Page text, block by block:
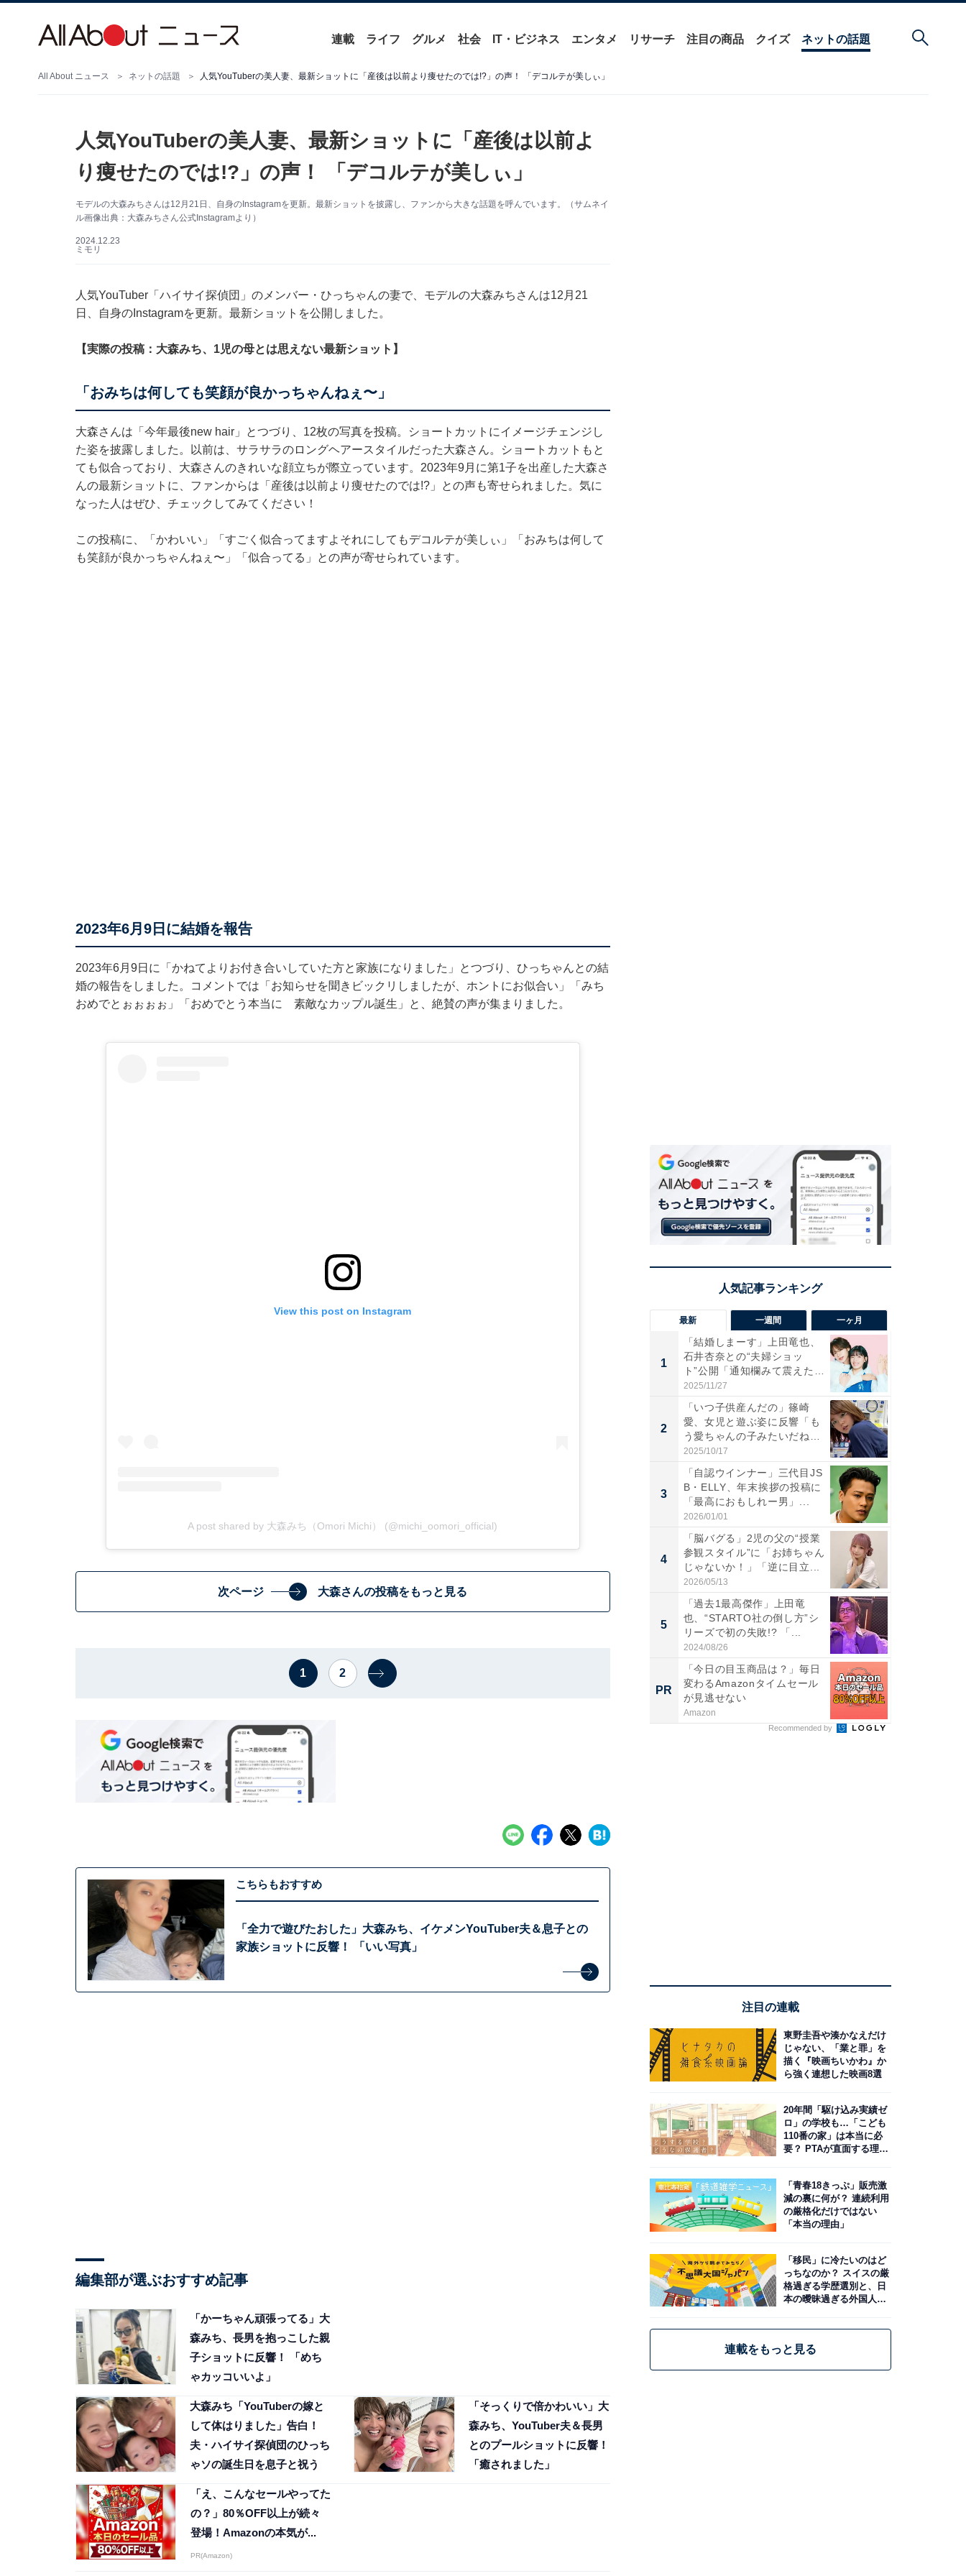
連載 ライフ グルメ 社会 IT・ビジネス エンタメ リサーチ 注目の商品 クイズ ネットの話題
All About ニュース ネットの話題 人気YouTuberの美人妻、最新ショットに「産後は以前より痩せたのでは!?」の声！ 「デコルテが美しぃ」
人気YouTuberの美人妻、最新ショットに「産後は以前よ
り痩せたのでは!?」の声！ 「デコルテが美しぃ」
モデルの大森みちさんは12月21日、自身のInstagramを更新。最新ショットを披露し、ファンから大きな話題を呼んでいます。（サムネイ
ル画像出典：大森みちさん公式Instagramより）
2024.12.23
ミモリ
人気YouTuber「ハイサイ探偵団」のメンバー・ひっちゃんの妻で、モデルの大森みちさんは12月21
日、自身のInstagramを更新。最新ショットを公開しました。
【実際の投稿：大森みち、1児の母とは思えない最新ショット】
「おみちは何しても笑顔が良かっちゃんねぇ〜」
大森さんは「今年最後new hair」とつづり、12枚の写真を投稿。ショートカットにイメージチェンジし
た姿を披露しました。以前は、サラサラのロングヘアースタイルだった大森さん。ショートカットもと
ても似合っており、大森さんのきれいな顔立ちが際立っています。2023年9月に第1子を出産した大森さ
んの最新ショットに、ファンからは「産後は以前より痩せたのでは!?」との声も寄せられました。気に
なった人はぜひ、チェックしてみてください！
この投稿に、「かわいい」「すごく似合ってますよそれにしてもデコルテが美しぃ」「おみちは何して
も笑顔が良かっちゃんねぇ〜」「似合ってる」との声が寄せられています。
2023年6月9日に結婚を報告
2023年6月9日に「かねてよりお付き合いしていた方と家族になりました」とつづり、ひっちゃんとの結
婚の報告をしました。コメントでは「お知らせを聞きビックリしましたが、ホントにお似合い」「みち
おめでとぉぉぉぉ」「おめでとう本当に 素敵なカップル誕生」と、絶賛の声が集まりました。
View this post on Instagram
A post shared by 大森みち（Omori Michi） (@michi_oomori_official)
次ページ 大森さんの投稿をもっと見る
1 2
こちらもおすすめ
「全力で遊びたおした」大森みち、イケメンYouTuber夫＆息子との
家族ショットに反響！ 「いい写真」
編集部が選ぶおすすめ記事
「かーちゃん頑張ってる」大
森みち、長男を抱っこした親
子ショットに反響！ 「めち
ゃカッコいいよ」
大森みち「YouTuberの嫁と
して体はりました」告白！
夫・ハイサイ探偵団のひっち
ゃソの誕生日を息子と祝う
「そっくりで倍かわいい」大
森みち、YouTuber夫＆長男
とのプールショットに反響！
「癒されました」
「え、こんなセールやってた
の？」80％OFF以上が続々
登場！Amazonの本気が...
PR(Amazon)
最新 一週間 一ヶ月
1
「結婚しまーす」上田竜也、
石井杏奈との“夫婦ショッ
ト”公開「通知欄みて震えた」
「...
2025/11/27
2
「いつ子供産んだの」篠崎
愛、女児と遊ぶ姿に反響「も
う愛ちゃんの子みたいだね」
「完...
2025/10/17
3
「自認ウインナー」三代目JS
B・ELLY、年末挨拶の投稿に
「最高におもしれー男」...
2026/01/01
4
「脳バグる」2児の父の“授業
参観スタイル”に「お姉ちゃん
じゃないか！」「逆に目立...
2026/05/13
5
「過去1最高傑作」上田竜
也、“STARTO社の倒し方”シ
リーズで初の失敗!? 「...
2024/08/26
PR
「今日の目玉商品は？」毎日
変わるAmazonタイムセール
が見逃せない
Amazon
Recommended by
注目の連載
東野圭吾や湊かなえだけ
じゃない、「業と罪」を
描く『映画ちいかわ』か
ら強く連想した映画8選
20年間「駆け込み実績ゼ
ロ」の学校も…「こども
110番の家」は本当に必
要？ PTAが直面する理想
「青春18きっぷ」販売激
減の裏に何が？ 連続利用
の厳格化だけではない
「本当の理由」
「移民」に冷たいのはど
っちなのか？ スイスの厳
格過ぎる学歴選別と、日
本の曖昧過ぎる外国人政
連載をもっと見る